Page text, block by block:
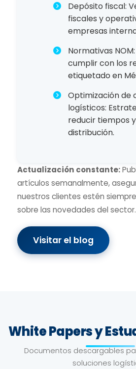
Depósito fiscal:
fiscales y
empresas
Normativas
cumplir con los
etiquetado en
Optimización de
logísticos:
reducir tiempos
distribución.
Actualización constante:
artículos semanalmente,
nuestros clientes estén
sobre las novedades del sector.
Visitar el blog
White Papers y
Documentos descargables
soluciones